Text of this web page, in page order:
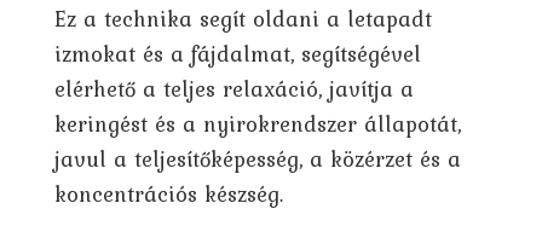
Ez a technika segít oldani a letapadt
izmokat és a fájdalmat, segítségével
elérhető a teljes relaxáció, javítja a
keringést és a nyirokrendszer állapotát,
javul a teljesítőképesség, a közérzet és a
koncentrációs készség.